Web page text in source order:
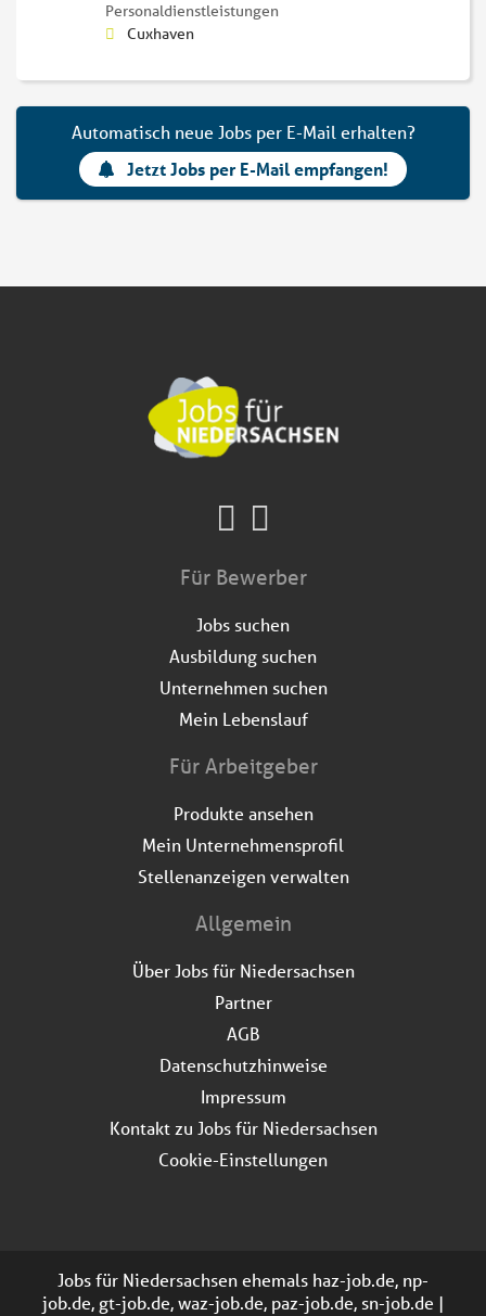
Personaldienstleistungen
Cuxhaven
Automatisch neue Jobs per E-Mail erhalten?
Jetzt Jobs per E-Mail empfangen!
Für Bewerber
Jobs suchen
Ausbildung suchen
Unternehmen suchen
Mein Lebenslauf
Für Arbeitgeber
Produkte ansehen
Mein Unternehmensprofil
Stellenanzeigen verwalten
Allgemein
Über Jobs für Niedersachsen
Partner
AGB
Datenschutzhinweise
Impressum
Kontakt zu Jobs für Niedersachsen
Cookie-Einstellungen
Jobs für Niedersachsen ehemals haz-job.de, np-
job.de, gt-job.de, waz-job.de, paz-job.de, sn-job.de |